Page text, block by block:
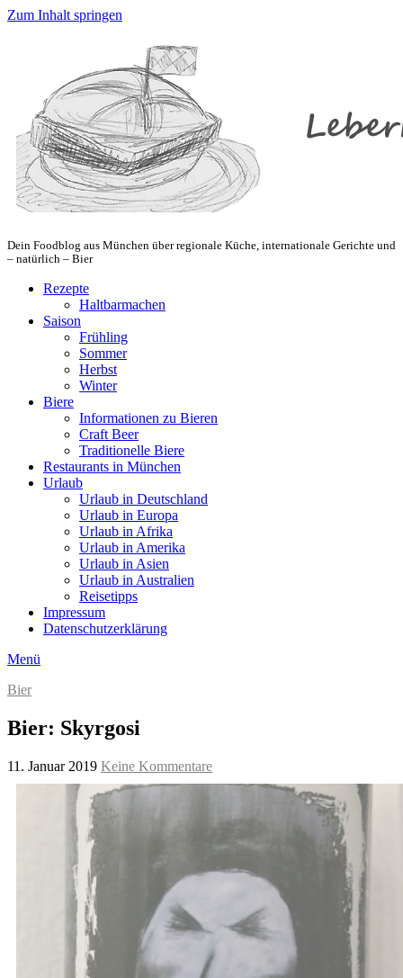
Zum Inhalt springen
Dein Foodblog aus München über regionale Küche, internationale Gerichte und
– natürlich – Bier
Rezepte
Haltbarmachen
Saison
Frühling
Sommer
Herbst
Winter
Biere
Informationen zu Bieren
Craft Beer
Traditionelle Biere
Restaurants in München
Urlaub
Urlaub in Deutschland
Urlaub in Europa
Urlaub in Afrika
Urlaub in Amerika
Urlaub in Asien
Urlaub in Australien
Reisetipps
Impressum
Datenschutzerklärung
Menü
Bier
Bier: Skyrgosi
11. Januar 2019 Keine Kommentare